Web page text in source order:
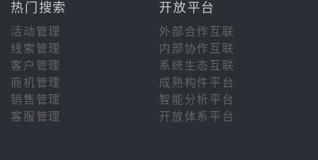
热门搜索 开放平台
活动管理
外部合作互联
线索管理
内部协作互联
客户管理
系统生态互联
商机管理
成熟构件平台
销售管理
智能分析平台
客服管理
开放体系平台